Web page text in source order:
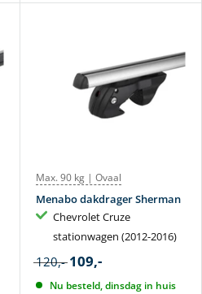
Max. 90 kg | Ovaal
Menabo dakdrager Sherman
Chevrolet Cruze
stationwagen (2012-2016)
120,- 109,-
Nu besteld, dinsdag in huis